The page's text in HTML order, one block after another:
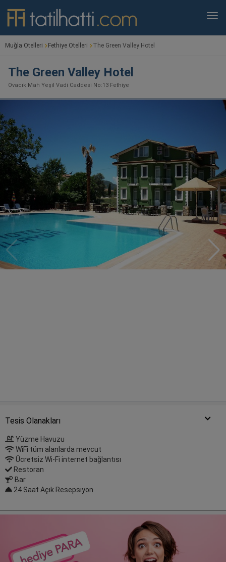
Muğla Otelleri Fethiye Otelleri The Green Valley Hotel
The Green Valley Hotel
Ovacık Mah Yeşil Vadi Caddesi No:13 Fethiye
Tesis Olanakları
Yüzme Havuzu
WiFi tüm alanlarda mevcut
Ücretsiz Wi-Fi internet bağlantısı
Restoran
Bar
24 Saat Açık Resepsiyon